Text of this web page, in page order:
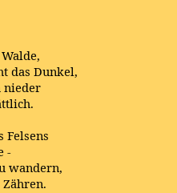
das Dunkel,
nieder
Felsens
-
wandern,